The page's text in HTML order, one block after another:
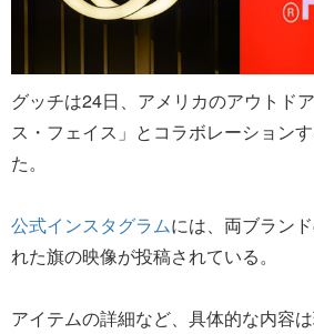
グッチは24日、アメリカのアウトド
ス・フェイス」とコラボレーション
た。
公式インスタグラムには、両ブラン
れた旗の映像が投稿されている。
アイテムの詳細など、具体的な内容